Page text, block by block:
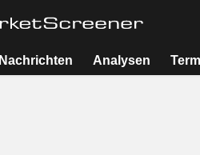
Nachrichten Analysen